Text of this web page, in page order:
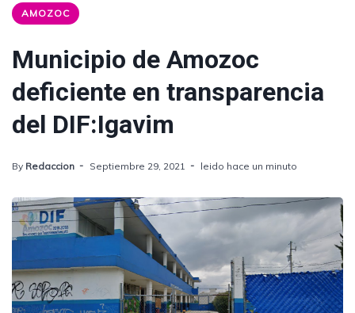
AMOZOC
Municipio de Amozoc
deficiente en transparencia
del DIF:Igavim
By Redaccion Septiembre 29, 2021 leido hace un minuto